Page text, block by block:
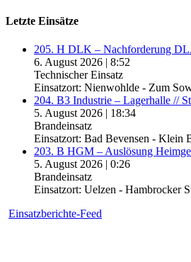
Letzte Einsätze
205. H DLK – Nachforderung
6. August 2026 | 8:52
Technischer Einsatz
Einsatzort: Nienwohlde - Zum
204. B3 Industrie – Lagerhalle //
5. August 2026 | 18:34
Brandeinsatz
Einsatzort: Bad Bevensen - Klein
203. B HGM – Auslösung
5. August 2026 | 0:26
Brandeinsatz
Einsatzort: Uelzen - Hambrocker
Einsatzberichte-Feed